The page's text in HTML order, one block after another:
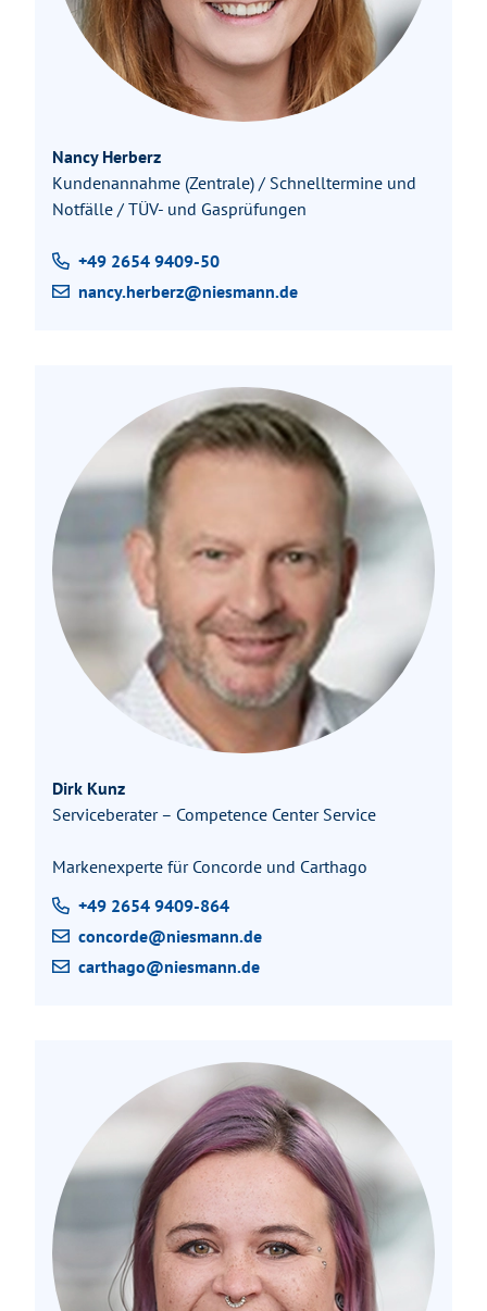
Nancy Herberz
Kundenannahme (Zentrale) / Schnelltermine und
Notfälle / TÜV- und Gasprüfungen
+49 2654 9409-50
nancy.herberz@niesmann.de
Dirk Kunz
Serviceberater – Competence Center Service
Markenexperte für Concorde und Carthago
+49 2654 9409-864
concorde@niesmann.de
carthago@niesmann.de